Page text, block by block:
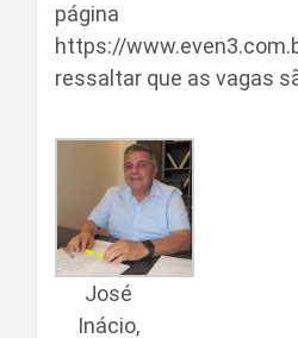
página
https://
ressaltar que as vagas
José
Inácio,